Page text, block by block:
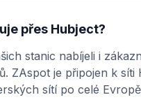
přes Hubject?
stanic nabíjeli i
ZAspot je připojen k síti
sítí po celé